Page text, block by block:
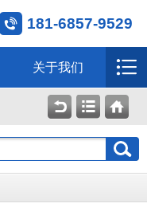
181-6857-9529
关于我们